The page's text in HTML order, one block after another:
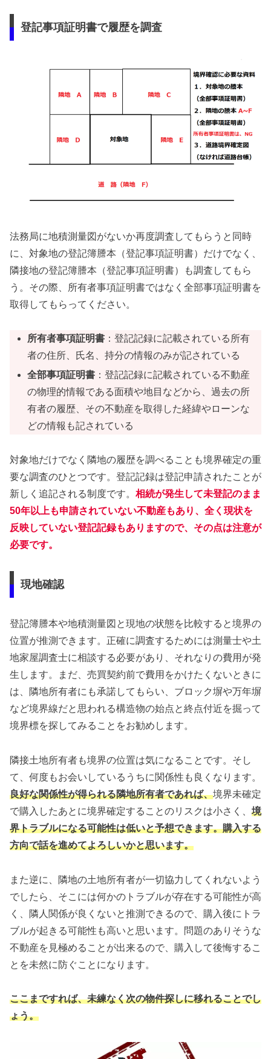
登記事項証明書で履歴を調査
法務局に地積測量図がないか再度調査してもらうと同時
に、対象地の登記簿謄本（登記事項証明書）だけでなく、
隣接地の登記簿謄本（登記事項証明書）も調査してもら
う。その際、所有者事項証明書ではなく全部事項証明書を
取得してもらってください。
所有者事項証明書 ：登記記録に記載されている所有
者の住所、氏名、持分の情報のみが記されている
全部事項証明書 ：登記記録に記載されている不動産
の物理的情報である面積や地目などから、過去の所
有者の履歴、その不動産を取得した経緯やローンな
どの情報も記されている
対象地だけでなく隣地の履歴を調べることも境界確定の重
要な調査のひとつです。登記記録は登記申請されたことが
新しく追記される制度です。 相続が発生して未登記のまま
50年以上も申請されていない不動産もあり、全く現状を
反映していない登記記録もありますので、その点は注意が
必要です。
現地確認
登記簿謄本や地積測量図と現地の状態を比較すると境界の
位置が推測できます。正確に調査するためには測量士や土
地家屋調査士に相談する必要があり、それなりの費用が発
生します。まだ、売買契約前で費用をかけたくないときに
は、隣地所有者にも承諾してもらい、ブロック塀や万年塀
など境界線だと思われる構造物の始点と終点付近を掘って
境界標を探してみることをお勧めします。
隣接土地所有者も境界の位置は気になることです。そし
て、何度もお会いしているうちに関係性も良くなります。
良好な関係性が得られる隣地所有者であれば、境界未確定
で購入したあとに境界確定することのリスクは小さく、 境
界トラブルになる可能性は低いと予想できます。購入する
方向で話を進めてよろしいかと思います。
また逆に、隣地の土地所有者が一切協力してくれないよう
でしたら、そこには何かのトラブルが存在する可能性が高
く、隣人関係が良くないと推測できるので、購入後にトラ
ブルが起きる可能性も高いと思います。問題のありそうな
不動産を見極めることが出来るので、購入して後悔するこ
とを未然に防ぐことになります。
ここまですれば、未練なく次の物件探しに移れることでし
ょう。